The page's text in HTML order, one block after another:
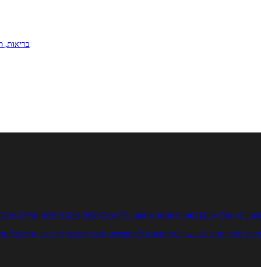
אפייה מוקפץ עוגיות פסטה מתכוני עוף מתכוני בשר מתכוני ילדים מרקים
וידאו מתכונים עשירים מתכונים לפי מצרכים אוכל דיאטטי אוכל בריא מאכלי